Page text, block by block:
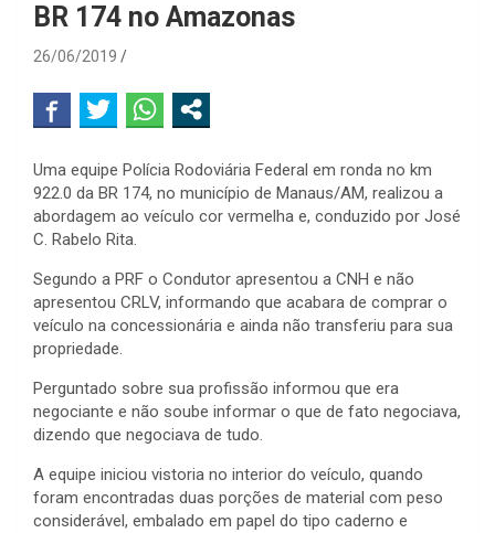
BR 174 no Amazonas
26/06/2019
Uma equipe Polícia Rodoviária Federal em ronda no km
922.0 da BR 174, no município de Manaus/AM, realizou a
abordagem ao veículo cor vermelha e, conduzido por José
C. Rabelo Rita.
Segundo a PRF o Condutor apresentou a CNH e não
apresentou CRLV, informando que acabara de comprar o
veículo na concessionária e ainda não transferiu para sua
propriedade.
Perguntado sobre sua profissão informou que era
negociante e não soube informar o que de fato negociava,
dizendo que negociava de tudo.
A equipe iniciou vistoria no interior do veículo, quando
foram encontradas duas porções de material com peso
considerável, embalado em papel do tipo caderno e